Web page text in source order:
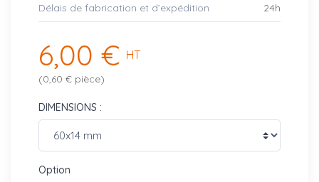
Délais de fabrication et d’expédition 24h
6,00 € HT
(0,60 € pièce)
DIMENSIONS :
Option